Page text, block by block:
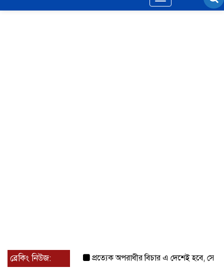
navigation
ব্রেকিং নিউজ: প্রত্যেক অপরাধীর বিচার এ দেশেই হবে, সে যত